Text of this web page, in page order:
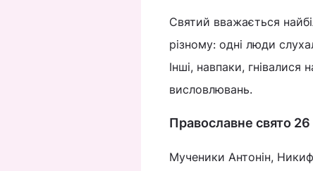
Святий вважається
різному: одні люди
Інші, навпаки, гнівалися
висловлювань.
Православне свято
Мученики Антонін,